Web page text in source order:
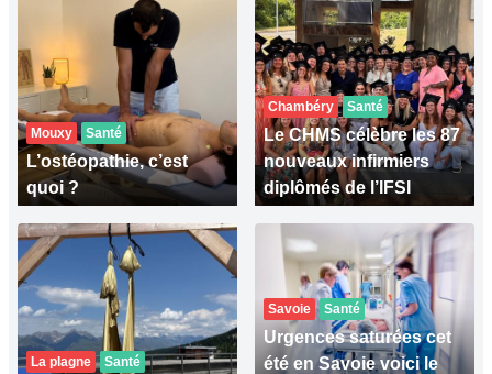
Mouxy Santé
L’ostéopathie, c’est
quoi ?
Chambéry Santé
Le CHMS célèbre les 87
nouveaux infirmiers
diplômés de l’IFSI
La plagne Santé
Savoie Santé
Urgences saturées cet
été en Savoie voici le